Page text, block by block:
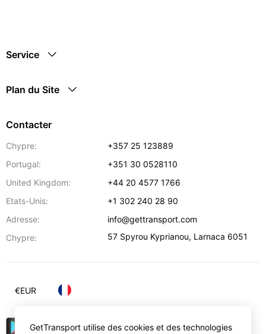
Service
Plan du Site
Contacter
Chypre:
+357 25 123889
Portugal:
+351 30 0528110
United Kingdom:
+44 20 4577 1766
Etats-Unis:
+1 302 240 28 90
Adresse:
info@gettransport.com
Chypre:
57 Spyrou Kyprianou, Larnaca 6051
€EUR
GetTransport utilise des cookies et des technologies